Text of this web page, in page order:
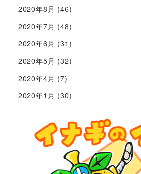
2020年8月 (46)
2020年7月 (48)
2020年6月 (31)
2020年5月 (32)
2020年4月 (7)
2020年1月 (30)